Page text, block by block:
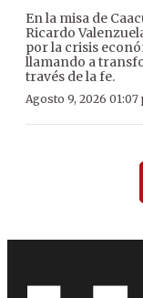
En la misa de
Ricardo
por la crisis
llamando a
través de la fe.
Agosto 9, 2026 01:07